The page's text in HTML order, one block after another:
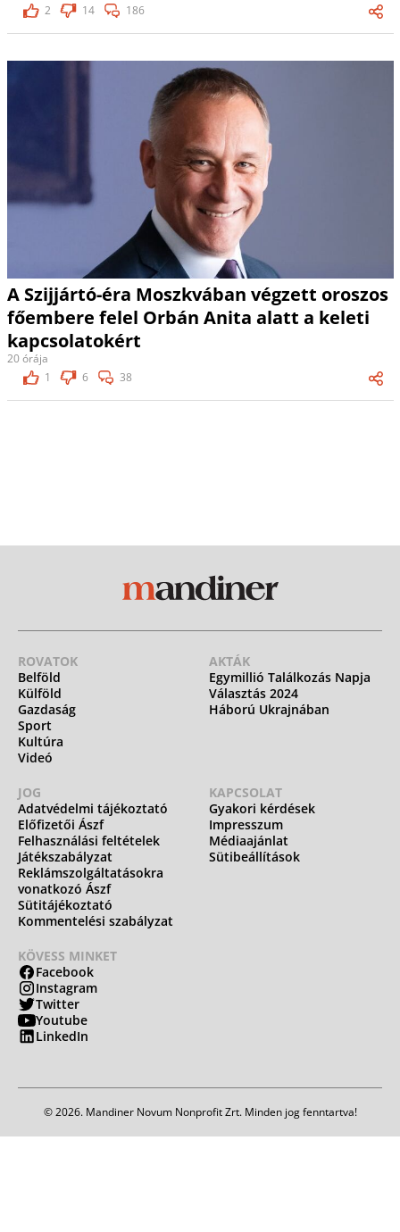
2
14 186
A Szijjártó-éra Moszkvában végzett oroszos
főembere felel Orbán Anita alatt a keleti
kapcsolatokért
20 órája
1
6 38
ROVATOK
Belföld
Külföld
Gazdaság
Sport
Kultúra
Videó
AKTÁK
Egymillió Találkozás Napja
Választás 2024
Háború Ukrajnában
JOG
Adatvédelmi tájékoztató
Előfizetői Ászf
Felhasználási feltételek
Játékszabályzat
Reklámszolgáltatásokra
vonatkozó Ászf
Sütitájékoztató
Kommentelési szabályzat
KAPCSOLAT
Gyakori kérdések
Impresszum
Médiaajánlat
Sütibeállítások
KÖVESS MINKET
Facebook
Instagram
Twitter
Youtube
LinkedIn
© 2026. Mandiner Novum Nonprofit Zrt. Minden jog fenntartva!